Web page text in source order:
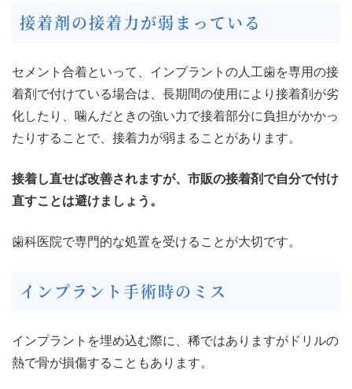
接着剤の接着力が弱まっている
セメント合着といって、インプラントの人工歯を専用の接
着剤で付けている場合は、長期間の使用により接着剤が劣
化したり、噛んだときの強い力で接着部分に負担がかかっ
たりすることで、接着力が弱まることがあります。
接着し直せば改善されますが、市販の接着剤で自分で付け
直すことは避けましょう。
歯科医院で専門的な処置を受けることが大切です。
インプラント手術時のミス
インプラントを埋め込む際に、稀ではありますがドリルの
熱で骨が損傷することもあります。